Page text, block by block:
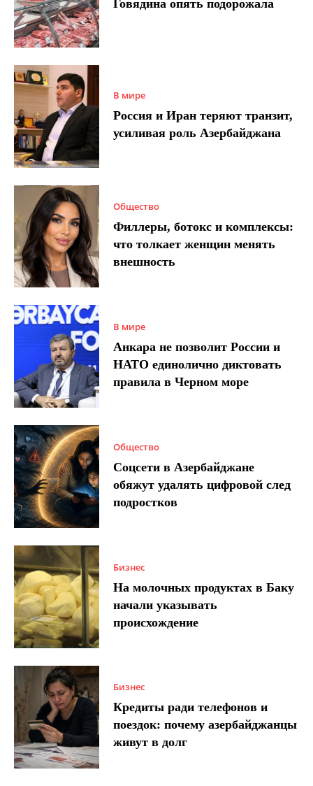
Говядина опять подорожала
В мире
Россия и Иран теряют транзит,
усиливая роль Азербайджана
Общество
Филлеры, ботокс и комплексы:
что толкает женщин менять
внешность
В мире
Анкара не позволит России и
НАТО единолично диктовать
правила в Черном море
Общество
Соцсети в Азербайджане
обяжут удалять цифровой след
подростков
Бизнес
На молочных продуктах в Баку
начали указывать
происхождение
Бизнес
Кредиты ради телефонов и
поездок: почему азербайджанцы
живут в долг